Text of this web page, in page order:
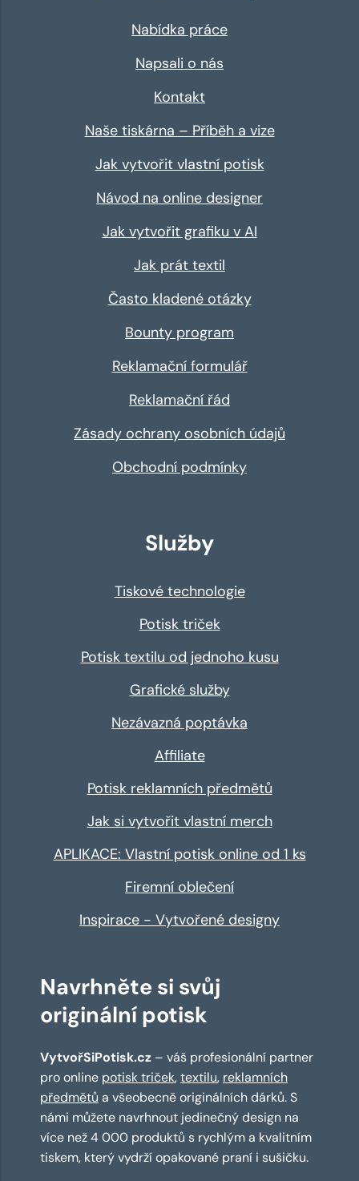
Nabídka práce
Napsali o nás
Kontakt
Naše tiskárna – Příběh a vize
Jak vytvořit vlastní potisk
Návod na online designer
Jak vytvořit grafiku v AI
Jak prát textil
Často kladené otázky
Bounty program
Reklamační formulář
Reklamační řád
Zásady ochrany osobních údajů
Obchodní podmínky
Služby
Tiskové technologie
Potisk triček
Potisk textilu od jednoho kusu
Grafické služby
Nezávazná poptávka
Affiliate
Potisk reklamních předmětů
Jak si vytvořit vlastní merch
APLIKACE: Vlastní potisk online od 1 ks
Firemní oblečení
Inspirace - Vytvořené designy
Navrhněte si svůj
originální potisk
VytvořSiPotisk.cz – váš profesionální partner
pro online potisk triček,textilu, reklamních
předmětů a všeobecně originálních dárků. S
námi můžete navrhnout jedinečný design na
více než 4 000 produktů s rychlým a kvalitním
tiskem, který vydrží opakované praní i sušičku.